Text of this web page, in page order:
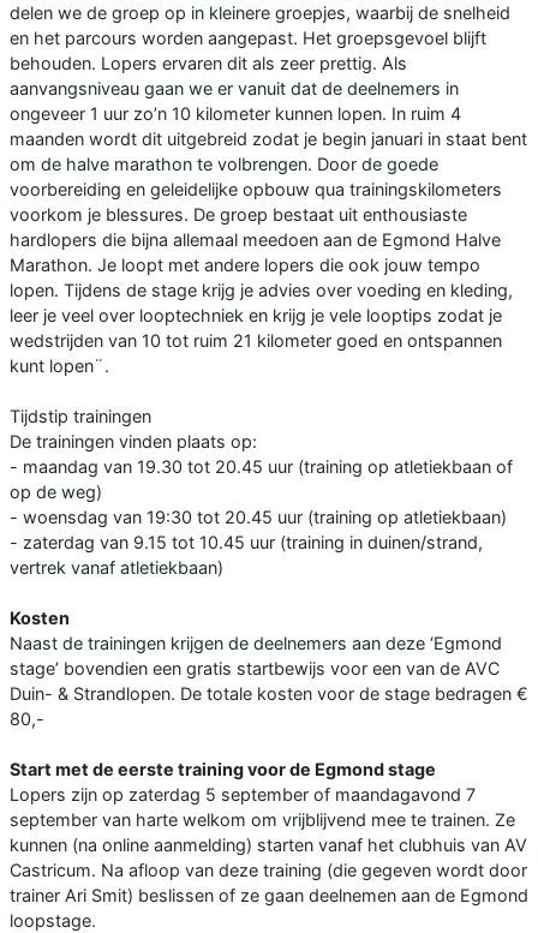
delen we de groep op in kleinere groepjes, waarbij de snelheid
en het parcours worden aangepast. Het groepsgevoel blijft
behouden. Lopers ervaren dit als zeer prettig. Als
aanvangsniveau gaan we er vanuit dat de deelnemers in
ongeveer 1 uur zo’n 10 kilometer kunnen lopen. In ruim 4
maanden wordt dit uitgebreid zodat je begin januari in staat bent
om de halve marathon te volbrengen. Door de goede
voorbereiding en geleidelijke opbouw qua trainingskilometers
voorkom je blessures. De groep bestaat uit enthousiaste
hardlopers die bijna allemaal meedoen aan de Egmond Halve
Marathon. Je loopt met andere lopers die ook jouw tempo
lopen. Tijdens de stage krijg je advies over voeding en kleding,
leer je veel over looptechniek en krijg je vele looptips zodat je
wedstrijden van 10 tot ruim 21 kilometer goed en ontspannen
kunt lopen¨.
Tijdstip trainingen
De trainingen vinden plaats op:
- maandag van 19.30 tot 20.45 uur (training op atletiekbaan of
op de weg)
- woensdag van 19:30 tot 20.45 uur (training op atletiekbaan)
- zaterdag van 9.15 tot 10.45 uur (training in duinen/strand,
vertrek vanaf atletiekbaan)
Kosten
Naast de trainingen krijgen de deelnemers aan deze ‘Egmond
stage’ bovendien een gratis startbewijs voor een van de AVC
Duin- & Strandlopen. De totale kosten voor de stage bedragen €
80,-
Start met de eerste training voor de Egmond stage
Lopers zijn op zaterdag 5 september of maandagavond 7
september van harte welkom om vrijblijvend mee te trainen. Ze
kunnen (na online aanmelding) starten vanaf het clubhuis van AV
Castricum. Na afloop van deze training (die gegeven wordt door
trainer Ari Smit) beslissen of ze gaan deelnemen aan de Egmond
loopstage.